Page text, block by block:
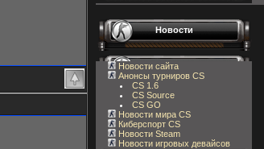
Новости
Новости сайта
Анонсы турниров CS
CS 1.6
CS Source
CS GO
Новости мира CS
Киберспорт CS
Новости Steam
Новости игровых девайсов